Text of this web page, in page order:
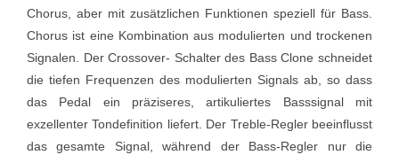
Chorus, aber mit zusätzlichen Funktionen speziell für Bass.
Chorus ist eine Kombination aus modulierten und trockenen
Signalen. Der Crossover- Schalter des Bass Clone schneidet
die tiefen Frequenzen des modulierten Signals ab, so dass
das Pedal ein präziseres, artikuliertes Basssignal mit
exzellenter Tondefinition liefert. Der Treble-Regler beeinflusst
das gesamte Signal, während der Bass-Regler nur die